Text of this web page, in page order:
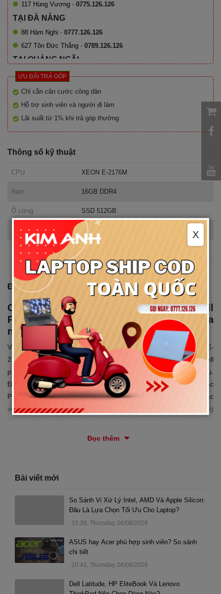
117 Hùng Vương - 0775.126.126
TẠI ĐÀ NẴNG
88 Hàm Nghi - 0777.126.126
627 Tôn Đức Thắng - 0789.126.126
TẠI QUẢNG NGÃI
726 Quang Trung
ƯU ĐÃI TRẢ GÓP
Chỉ cần căn cước công dân
Hỗ trợ sinh viên và người đi làm
Lãi suất từ 1% khi trả góp thường
Thông số kỹ thuật
CPU XEON E-2176M
Ram 16GB DDR4
Ổ cứng SSD 512GB
VGA NVIDIA Quadro P2000
Full HD
Đánh giá chi tiết
Cấu hình và hiệu năng của Laptop Dell
Precison 5530: Chip mạnh mẽ và xử lý đa
nhiệm mượt mà
Với 2 option CPU hấp dẫn – Intel Core i7 8850H và Intel Xeon E-
2176M (cả hai đều 6 lõi 12 luồng với xung nhịp cao) – dell
precison 5530 đảm bảo hiệu năng xử lý xuất sắc cho mọi tác vụ.
Điểm nhấn của máy là card đồ họa rời Quadro P1000 hoặc
P2000, giúp tăng cường sức mạnh xử lý đồ họa và xử lý các tác
vụ nặng mề. Bên cạnh đó, cấu hình gồm RAM 16GB và ổ cứng
Đọc thêm
Bài viết mới
So Sánh Vi Xử Lý Intel, AMD Và Apple Silicon:
Đâu Là Lựa Chọn Tối Ưu Cho Laptop?
15:39, Thursday, 06/08/2026
ASUS hay Acer phù hợp sinh viên? So sánh
chi tiết
10:41, Thursday, 06/08/2026
Dell Latitude, HP EliteBook Và Lenovo
X